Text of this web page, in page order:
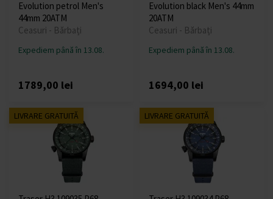
Evolution petrol Men's
44mm 20ATM
Ceasuri - Bărbați
Expediem până în 13.08.
1789,00 lei
Evolution black Men's 44mm
20ATM
Ceasuri - Bărbați
Expediem până în 13.08.
1694,00 lei
LIVRARE GRATUITĂ LIVRARE GRATUITĂ